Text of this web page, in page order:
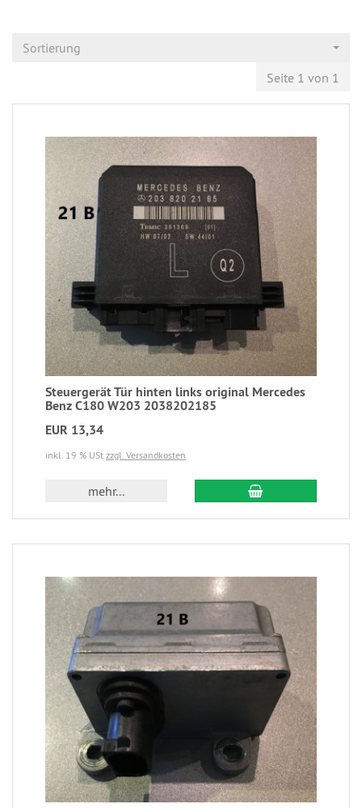
Sortierung
Seite 1 von 1
Steuergerät Tür hinten links original Mercedes
Benz C180 W203 2038202185
EUR 13,34
inkl. 19 % USt zzgl. Versandkosten
mehr...